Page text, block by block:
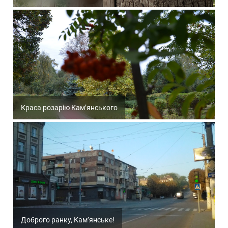
Краса розарію Кам’янського
Доброго ранку, Кам’янське!